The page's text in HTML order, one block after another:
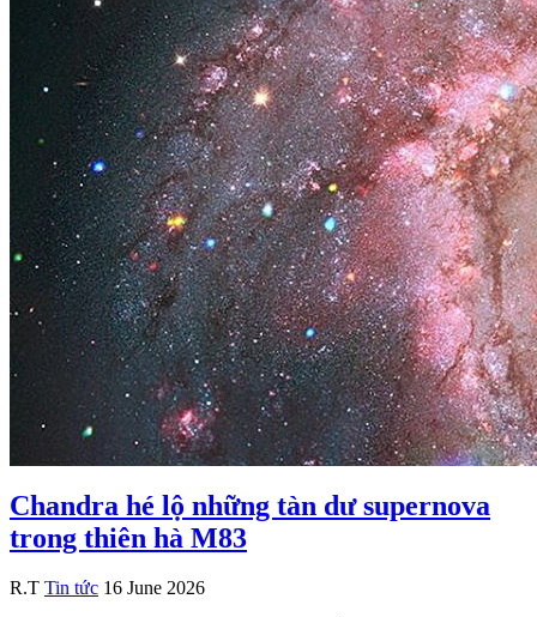
Chandra hé lộ những tàn dư supernova
trong thiên hà M83
R.T Tin tức 16 June 2026